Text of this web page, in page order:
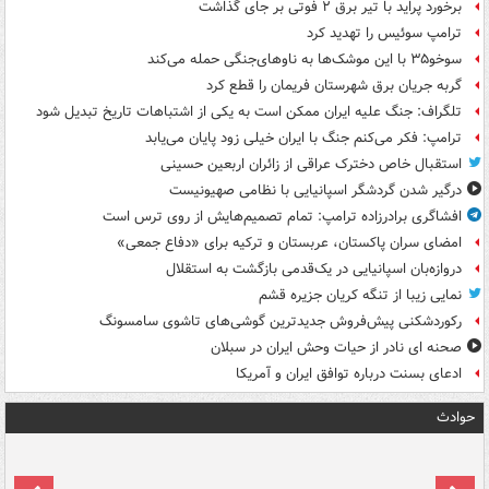
برخورد پراید با تیر برق ۲ فوتی بر جای گذاشت
ترامپ سوئیس را تهدید کرد
سوخو۳۵ با این موشک‌ها به ناوهای‌جنگی حمله می‌کند
گربه جریان برق شهرستان فریمان را قطع کرد
تلگراف: جنگ علیه ایران ممکن است به یکی از اشتباهات تاریخ تبدیل شود
ترامپ: فکر می‌کنم جنگ با ایران خیلی زود پایان می‌یابد
استقبال خاص دخترک عراقی از زائران اربعین حسینی
درگیر شدن گردشگر اسپانیایی با نظامی صهیونیست
افشاگری برادرزاده ترامپ: تمام تصمیم‌هایش از روی ترس است
امضای سران پاکستان، عربستان و ترکیه برای «دفاع جمعی»
دروازه‌بان اسپانیایی در یک‌قدمی بازگشت به استقلال
نمایی زیبا از تنگه کریان جزیره قشم
رکوردشکنی پیش‌فروش جدیدترین گوشی‌های تاشوی سامسونگ
صحنه ای نادر از حیات وحش ایران در سبلان
ادعای بسنت درباره توافق ایران و آمریکا
حوادث